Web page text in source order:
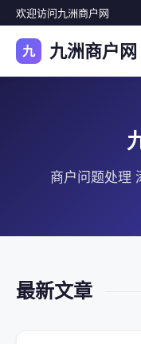
欢迎访问九洲商户网
九 九洲商户网
商户问题处理
最新文章